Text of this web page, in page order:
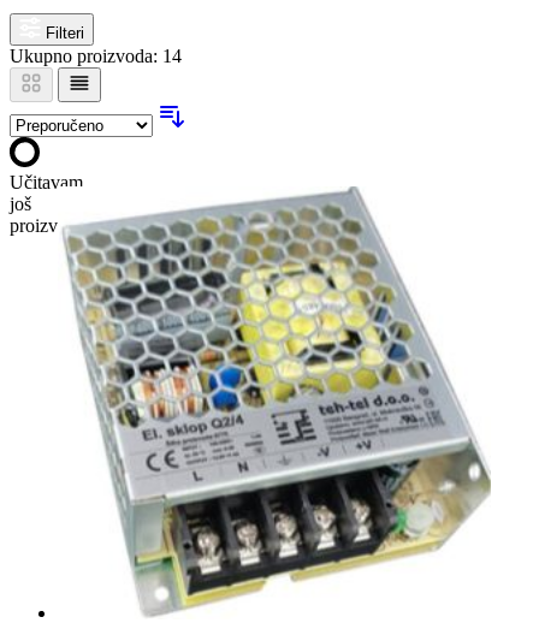
Filteri
Ukupno proizvoda: 14
Učitavam
još
proizvoda…